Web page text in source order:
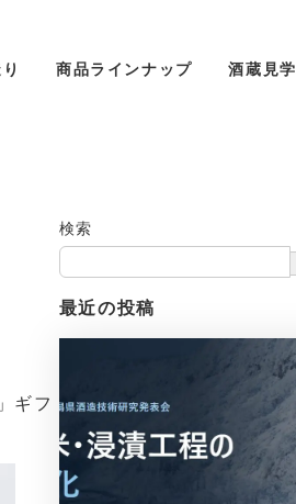
商品ラインナップ 酒蔵見学
ギフ
検索
最近の投稿